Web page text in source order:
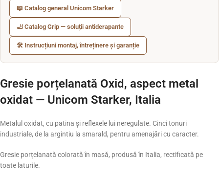
📖 Catalog general Unicom Starker
🦶 Catalog Grip — soluții antiderapante
🛠️ Instrucțiuni montaj, întreținere și garanție
Gresie porțelanată Oxid, aspect metal
oxidat — Unicom Starker, Italia
Metalul oxidat, cu patina și reflexele lui neregulate. Cinci tonuri
industriale, de la argintiu la smarald, pentru amenajări cu caracter.
Gresie porțelanată colorată în masă, produsă în Italia, rectificată pe
toate laturile.